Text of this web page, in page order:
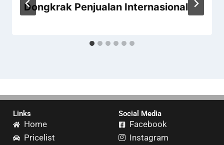
Dongkrak Penjualan Internasional
Links
Home
Pricelist
Social Media
Facebook
Instagram